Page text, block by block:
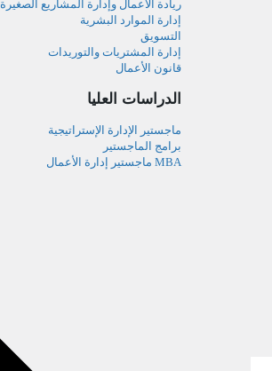
ريادة الأعمال وإدارة المشاريع الصغيرة
إدارة الموارد البشرية
التسويق
إدارة المشتريات والتوريدات
قانون الأعمال
الدراسات العليا
ماجستير الإدارة الإستراتيجية
برامج الماجستير
MBA ماجستير إدارة الأعمال